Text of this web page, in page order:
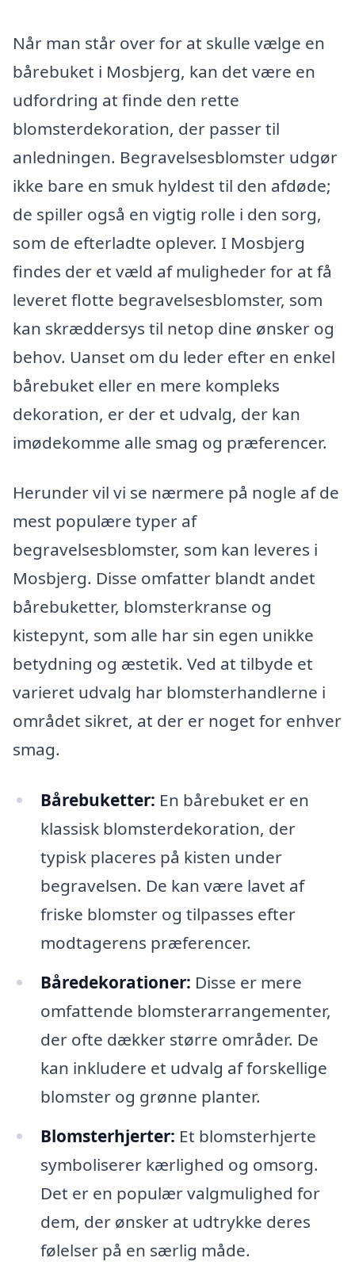
Når man står over for at skulle vælge en
bårebuket i Mosbjerg, kan det være en
udfordring at finde den rette
blomsterdekoration, der passer til
anledningen. Begravelsesblomster udgør
ikke bare en smuk hyldest til den afdøde;
de spiller også en vigtig rolle i den sorg,
som de efterladte oplever. I Mosbjerg
findes der et væld af muligheder for at få
leveret flotte begravelsesblomster, som
kan skræddersys til netop dine ønsker og
behov. Uanset om du leder efter en enkel
bårebuket eller en mere kompleks
dekoration, er der et udvalg, der kan
imødekomme alle smag og præferencer.
Herunder vil vi se nærmere på nogle af de
mest populære typer af
begravelsesblomster, som kan leveres i
Mosbjerg. Disse omfatter blandt andet
bårebuketter, blomsterkranse og
kistepynt, som alle har sin egen unikke
betydning og æstetik. Ved at tilbyde et
varieret udvalg har blomsterhandlerne i
området sikret, at der er noget for enhver
smag.
Bårebuketter: En bårebuket er en
klassisk blomsterdekoration, der
typisk placeres på kisten under
begravelsen. De kan være lavet af
friske blomster og tilpasses efter
modtagerens præferencer.
Båredekorationer: Disse er mere
omfattende blomsterarrangementer,
der ofte dækker større områder. De
kan inkludere et udvalg af forskellige
blomster og grønne planter.
Blomsterhjerter: Et blomsterhjerte
symboliserer kærlighed og omsorg.
Det er en populær valgmulighed for
dem, der ønsker at udtrykke deres
følelser på en særlig måde.